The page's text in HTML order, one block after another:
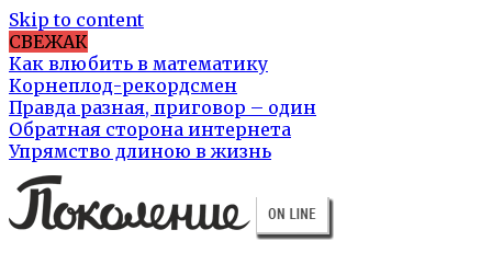
Skip to content
СВЕЖАК
Как влюбить в математику
Корнеплод-рекордсмен
Правда разная, приговор – один
Обратная сторона интернета
Упрямство длиною в жизнь